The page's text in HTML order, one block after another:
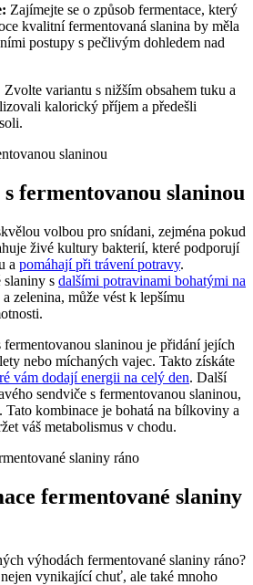
Zajímejte se o způsob fermentace, který
kvalitní fermentovaná slanina by měla
postupy s pečlivým dohledem nad
Zvolte variantu s nižším obsahem tuku a
kalorický příjem a předešli
fermentovanou slaninou
volbou pro snídani, zejména pokud
živé kultury bakterií, které podporují
a pomáhají při trávení potravy.
slaniny s dalšími potravinami bohatými na
a zelenina, může vést k lepšímu
fermentovanou slaninou je přidání jejích
nebo míchaných vajec. Takto získáte
vám dodají energii na celý den. Další
sendviče s fermentovanou slaninou,
Tato kombinace je bohatá na bílkoviny a
váš metabolismus v chodu.
fermentované slaniny
výhodách fermentované slaniny ráno?
vynikající chuť, ale také mnoho